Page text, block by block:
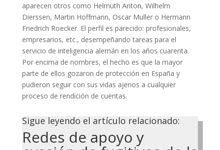
aparecen otros como Helmuth Anton, Wilhelm
Dierssen, Martin Hoffmann, Oscar Muller o Hermann
Friedrich Roecker. El perfil es parecido: profesionales,
empresarios, etc., desempeñando tareas para el
servicio de inteligencia alemán en los años cuarenta.
Por encima de nombres, el hecho es que la mayor
parte de ellos gozaron de protección en España y
pudieron seguir con sus vidas ajenos a cualquier
proceso de rendición de cuentas.
Sigue leyendo el artículo relacionado:
Redes de apoyo y